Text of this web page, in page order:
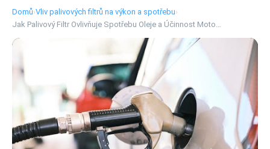
Domů›Vliv palivových filtrů na výkon a spotřebu›
Jak Palivový Filtr Ovlivňuje Spotřebu Oleje a Účinnost Moto…